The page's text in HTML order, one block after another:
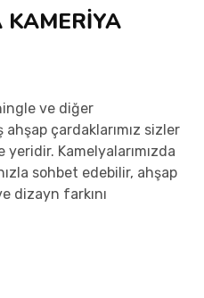
KAMERİYA
ve diğer
çardaklarımız sizler
Kamelyalarımızda
sohbet edebilir, ahşap
dizayn farkını